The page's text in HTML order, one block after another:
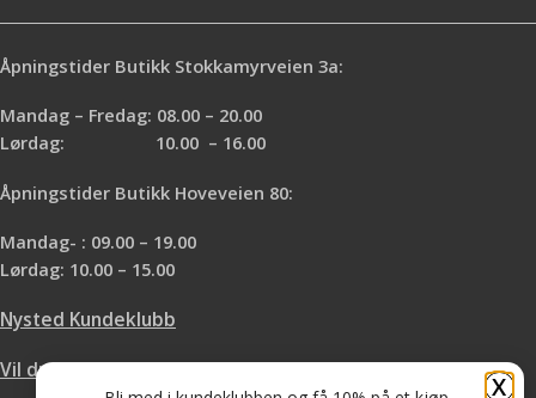
Åpningstider Butikk Stokkamyrveien 3a:
Mandag – Fredag: 08.00 – 20.00
Lørdag: 10.00 – 16.00
Åpningstider Butikk Hoveveien 80:
Mandag- : 09.00 – 19.00
Lørdag: 10.00 – 15.00
Nysted Kundeklubb
Vil du leie hos oss?
X